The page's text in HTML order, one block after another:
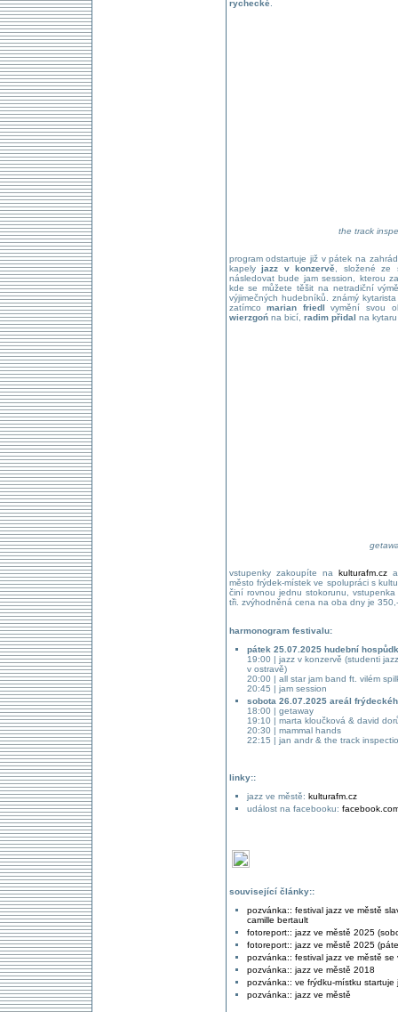
rychecké.
the track
program odstartuje již v pátek na
kapely jazz v konzervě , složené ze
následovat bude jam session, kterou
kde se můžete těšit na netradiční
výjimečných hudebníků. známý
zatímcomarian friedl vymění svou
wierzgońna bicí, radim přidal na
vstupenky zakoupíte nakulturafm.cz
město frýdek-místek ve spolupráci s
činí rovnou jednu stokorunu,
tři. zvýhodněná cena na oba dny je
harmonogram festivalu:
pátek 25.07.2025 hudební
19:00 | jazz v konzervě (studenti
v ostravě)
20:00 | all star jam band ft. vilém
20:45 | jam session
sobota 26.07.2025 areál
18:00 | getaway
19:10 | marta kloučková & david
20:30 | mammal hands
22:15 | jan andr & the track
linky::
jazz ve městě: kulturafm.cz
událost na facebooku:
související články::
pozvánka:: festival jazz ve městě
camille bertault
fotoreport:: jazz ve městě 2025
fotoreport:: jazz ve městě 2025
pozvánka:: festival jazz ve městě
pozvánka:: jazz ve městě 2018
pozvánka:: ve frýdku-místku startuje
pozvánka:: jazz ve městě